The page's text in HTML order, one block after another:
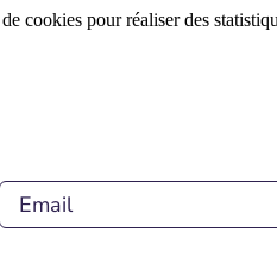
cookies pour réaliser des